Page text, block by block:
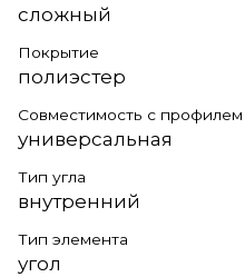
сложный
Покрытие
полиэстер
Совместимость с
универсальная
Тип угла
внутренний
Тип элемента
угол